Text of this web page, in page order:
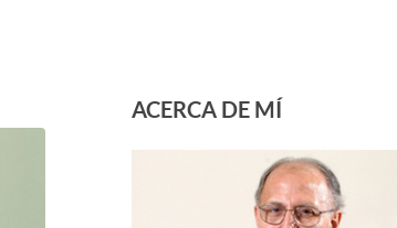
ACERCA DE MÍ